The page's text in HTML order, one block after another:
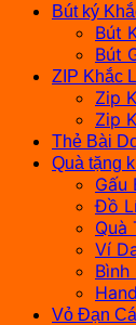
Bút ký
Bút
Bút
ZIP Khắc
Zip
Zip
Thẻ Bài
Quà tặng
Gấu
Đồ
Quà
Ví
Vỏ Đạn